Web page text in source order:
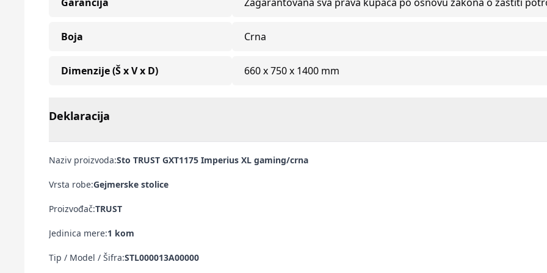
Boja Crna
Dimenzije (Š x V x D) 660 x 750 x 1400 mm
Deklaracija
Naziv proizvoda:Sto TRUST GXT1175 Imperius XL gaming/crna
Vrsta robe:Gejmerske stolice
Proizvođač:TRUST
Jedinica mere:1 kom
Tip / Model / Šifra:STL000013A00000